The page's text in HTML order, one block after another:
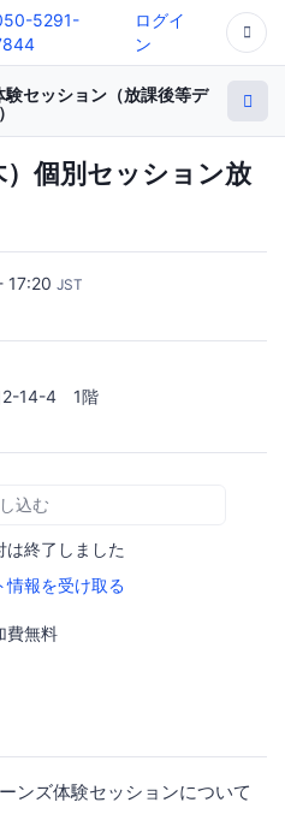
5291-
ログイ
ン
験セッション（放課後等デ
）個別セッション放
17:20 JST
2-14-4 1階
込む
は終了しました
情報を受け取る
費無料
ンズ体験セッションについて